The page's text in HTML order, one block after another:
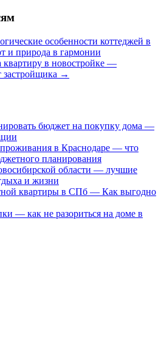
особенности коттеджей в
и природа в гармонии
в новостройке —
застройщика →
бюджет на покупку дома —
в Краснодаре — что
планирования
области — лучшие
и жизни
квартиры в СПб — Как выгодно
— как не разориться на доме в